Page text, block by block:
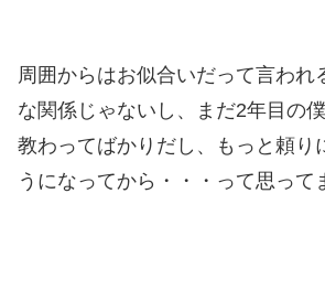
周囲からはお似合いだって言われ
な関係じゃないし、まだ2年目の
教わってばかりだし、もっと頼り
うになってから・・・って思って